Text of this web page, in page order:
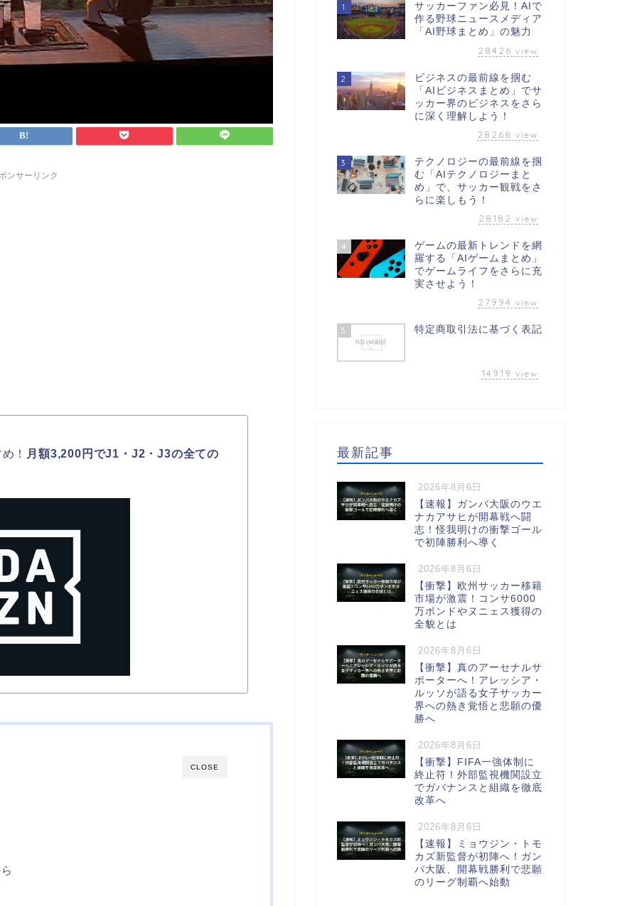
ンサーリンク
！ 月額3,200円でJ1・J2・J3の全ての
CLOSE
1
サッカーファン必見！AIで
作る野球ニュースメディア
「AI野球まとめ」の魅力
28426 view
2
ビジネスの最前線を掴む
「AIビジネスまとめ」でサ
ッカー界のビジネスをさら
に深く理解しよう！
28268 view
3
テクノロジーの最前線を掴
む「AIテクノロジーまと
め」で、サッカー観戦をさ
らに楽しもう！
28182 view
4
ゲームの最新トレンドを網
羅する「AIゲームまとめ」
でゲームライフをさらに充
実させよう！
27994 view
5 特定商取引法に基づく表記
14919 view
最新記事
2026年8月6日
【速報】ガンバ大阪のウエ
ナカアサヒが開幕戦へ闘
志！怪我明けの衝撃ゴール
で初陣勝利へ導く
2026年8月6日
【衝撃】欧州サッカー移籍
市場が激震！コンサ6000
万ポンドやヌニェス獲得の
全貌とは
2026年8月6日
【衝撃】真のアーセナルサ
ポーターへ！アレッシア・
ルッソが語る女子サッカー
界への熱き覚悟と悲願の優
勝へ
2026年8月6日
【衝撃】FIFA一強体制に
終止符！外部監視機関設立
でガバナンスと組織を徹底
改革へ
2026年8月6日
【速報】ミョウジン・トモ
カズ新監督が初陣へ！ガン
バ大阪、開幕戦勝利で悲願
のリーグ制覇へ始動